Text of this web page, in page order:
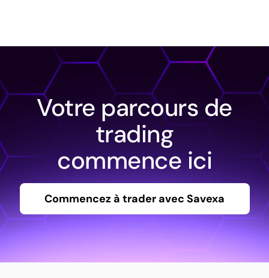
Votre parcours de
trading
commence ici
Commencez à trader avec Savexa